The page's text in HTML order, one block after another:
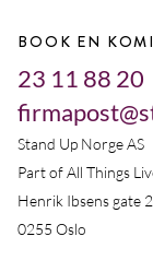
BOOK EN
23 11 88 20
Stand Up Norge AS
Part of All Things
Henrik Ibsens gate
0255 Oslo